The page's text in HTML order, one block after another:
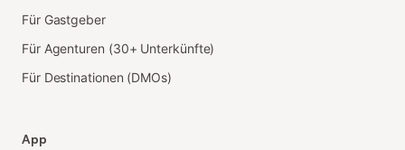
Für Gastgeber
Für Agenturen (30+ Unterkünfte)
Für Destinationen (DMOs)
App